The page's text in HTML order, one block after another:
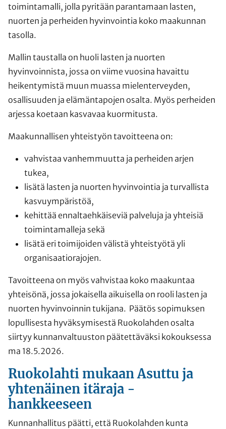
toimintamalli, jolla pyritään parantamaan lasten,
nuorten ja perheiden hyvinvointia koko maakunnan
tasolla.
Mallin taustalla on huoli lasten ja nuorten
hyvinvoinnista, jossa on viime vuosina havaittu
heikentymistä muun muassa mielenterveyden,
osallisuuden ja elämäntapojen osalta. Myös perheiden
arjessa koetaan kasvavaa kuormitusta.
Maakunnallisen yhteistyön tavoitteena on:
vahvistaa vanhemmuutta ja perheiden arjen
tukea,
lisätä lasten ja nuorten hyvinvointia ja turvallista
kasvuympäristöä,
kehittää ennaltaehkäiseviä palveluja ja yhteisiä
toimintamalleja sekä
lisätä eri toimijoiden välistä yhteistyötä yli
organisaatiorajojen.
Tavoitteena on myös vahvistaa koko maakuntaa
yhteisönä, jossa jokaisella aikuisella on rooli lasten ja
nuorten hyvinvoinnin tukijana. Päätös sopimuksen
lopullisesta hyväksymisestä Ruokolahden osalta
siirtyy kunnanvaltuuston päätettäväksi kokouksessa
ma 18.5.2026.
Ruokolahti mukaan Asuttu ja
yhtenäinen itäraja -
hankkeeseen
Kunnanhallitus päätti, että Ruokolahden kunta